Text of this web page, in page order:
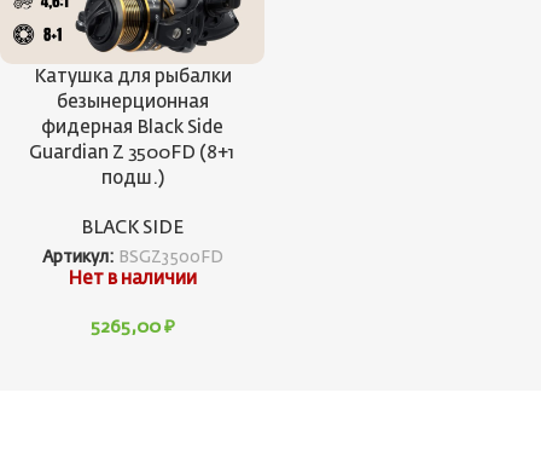
Катушка для рыбалки
безынерционная
фидерная Black Side
Guardian Z 3500FD (8+1
подш.)
BLACK SIDE
Артикул: BSGZ3500FD
Нет в наличии
5265,00 ₽